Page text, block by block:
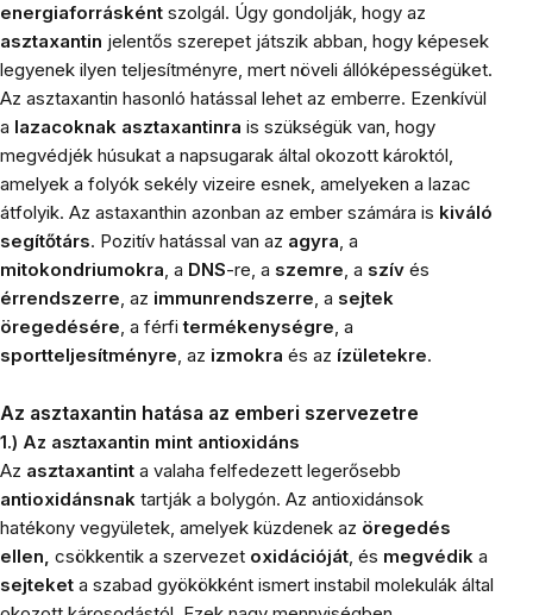
energiaforrásként szolgál. Úgy gondolják, hogy az
asztaxantin jelentős szerepet játszik abban, hogy képesek
legyenek ilyen teljesítményre, mert növeli állóképességüket.
Az asztaxantin hasonló hatással lehet az emberre. Ezenkívül
a lazacoknak asztaxantinra is szükségük van, hogy
megvédjék húsukat a napsugarak által okozott károktól,
amelyek a folyók sekély vizeire esnek, amelyeken a lazac
átfolyik. Az astaxanthin azonban az ember számára is kiváló
segítőtárs. Pozitív hatással van az agyra, a
mitokondriumokra, a DNS-re, a szemre, a szív és
érrendszerre, az immunrendszerre, a sejtek
öregedésére, a férfitermékenységre, a
sportteljesítményre, az izmokra és az ízületekre.
Az asztaxantin hatása az emberi szervezetre
1.) Az asztaxantin mint antioxidáns
Az asztaxantint a valaha felfedezett legerősebb
antioxidánsnak tartják a bolygón. Az antioxidánsok
hatékony vegyületek, amelyek küzdenek az öregedés
ellen, csökkentik a szervezet oxidációját, és megvédik a
sejteket a szabad gyökökként ismert instabil molekulák által